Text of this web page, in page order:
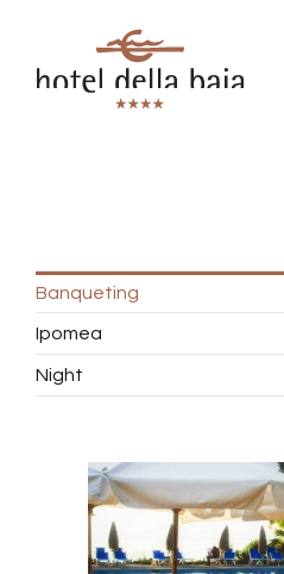
Banqueting
Ipomea
Night